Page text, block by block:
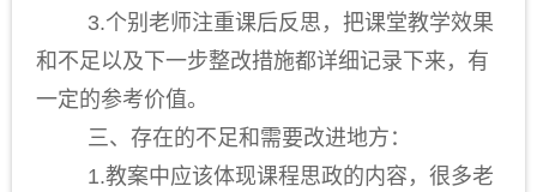
3.个别老师注重课后反思，把课堂教学效果
和不足以及下一步整改措施都详细记录下来，有
一定的参考价值。
三、存在的不足和需要改进地方：
1.教案中应该体现课程思政的内容，很多老